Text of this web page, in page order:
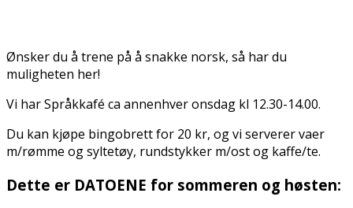
Ønsker du å trene på å snakke norsk, så har du
muligheten her!
Vi har Språkkafé ca annenhver onsdag kl 12.30-14.00.
Du kan kjøpe bingobrett for 20 kr, og vi serverer vafler
m/rømme og syltetøy, rundstykker m/ost og kaffe/te.
Dette er DATOENE for sommeren og høsten: